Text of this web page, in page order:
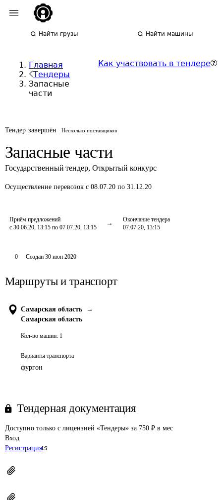
Найти грузы Найти машины
Главная
Тендеры
Запасные
части
Как участвовать в тендере
Тендер завершён Несколько поставщиков
Запасные части
Государственный тендер, Открытый конкурс
Осуществление перевозок с 08.07.20 по 31.12.20
Приём предложений
с 30.06.20, 13:15 по 07.07.20, 13:15
Окончание тендера
07.07.20, 13:15
0 Создан 30 июн 2020
Маршруты и транспорт
Самарская область
→
Самарская область
Кол-во машин: 1
Варианты транспорта
фургон
Тендерная документация
Доступно только с лицензией «Тендеры» за 750 ₽ в мес
Вход
Регистрация